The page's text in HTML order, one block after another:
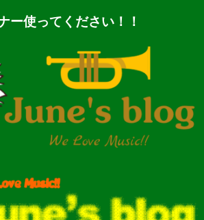
ー使ってください！！